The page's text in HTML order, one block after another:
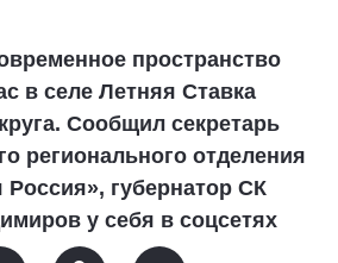
пространство
в селе Летняя Ставка
Сообщил секретарь
регионального отделения
Россия», губернатор СК
у себя в соцсетях